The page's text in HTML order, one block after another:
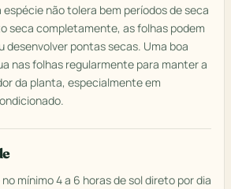
espécie não tolera bem períodos de seca
seca completamente, as folhas podem
desenvolver pontas secas. Uma boa
nas folhas regularmente para manter a
da planta, especialmente em
mínimo 4 a 6 horas de sol direto por dia